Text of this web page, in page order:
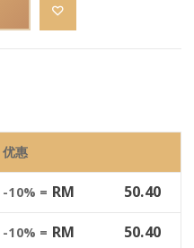
优惠
-10% = RM 50.40
-10% = RM 50.40